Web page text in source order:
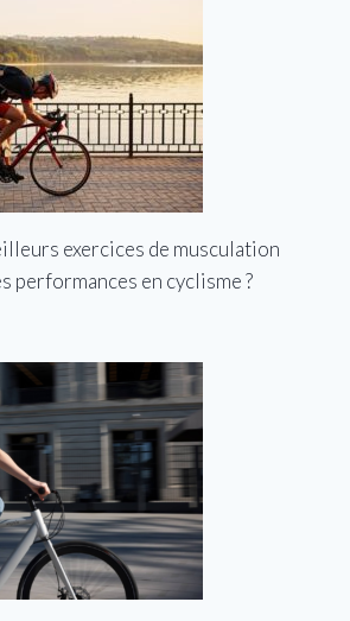
exercices de musculation
performances en cyclisme ?